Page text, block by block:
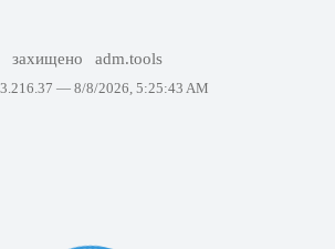
захищено adm.tools
— 8/8/2026, 5:25:43 AM